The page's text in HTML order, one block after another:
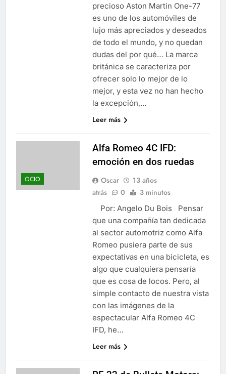
precioso Aston Martin One-77
es uno de los automóviles de
lujo más apreciados y deseados
de todo el mundo, y no quedan
dudas del por qué… La marca
británica se caracteriza por
ofrecer solo lo mejor de lo
mejor, y esta vez no han hecho
la excepción,…
Leer más
OCIO
Alfa Romeo 4C IFD:
emoción en dos ruedas
Oscar
13 años
atrás
0 3 minutos
Por: Angelo Du Bois Pensar
que una compañía tan dedicada
al sector automotriz como Alfa
Romeo pusiera parte de sus
expectativas en una bicicleta, es
algo que cualquiera pensaría
que es cosa de locos. Pero, al
simple contacto de nuestra vista
con las imágenes de la
espectacular Alfa Romeo 4C
IFD, he…
Leer más